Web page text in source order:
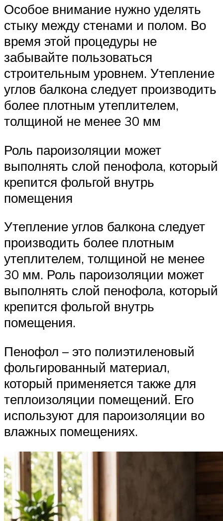
Особое внимание нужно уделять
стыку между стенами и полом. Во
время этой процедуры не
забывайте пользоваться
строительным уровнем. Утепление
углов балкона следует производить
более плотным утеплителем,
толщиной не менее 30 мм
Роль пароизоляции может
выполнять слой пенофола, который
крепится фольгой внутрь
помещения
Утепление углов балкона следует
производить более плотным
утеплителем, толщиной не менее
30 мм. Роль пароизоляции может
выполнять слой пенофола, который
крепится фольгой внутрь
помещения.
Пенофол – это полиэтиленовый
фольгированный материал,
который применяется также для
теплоизоляции помещений. Его
используют для пароизоляции во
влажных помещениях.